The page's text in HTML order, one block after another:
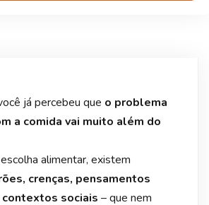
já percebeu que o problema
a comida vai muito além do
alimentar, existem
crenças, pensamentos
sociais – que nem